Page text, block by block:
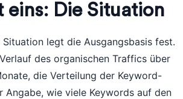
eins: Die Situation
legt die Ausgangsbasis fest.
des organischen Traffics über
die Verteilung der Keyword-
Angabe, wie viele Keywords auf den